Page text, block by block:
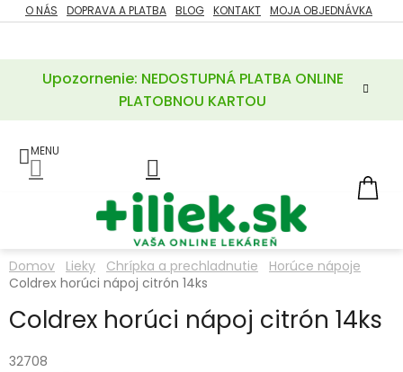
Prejsť
na
Upozornenie: NEDOSTUPNÁ PLATBA ONLINE
PLATOBNOU KARTOU
O NÁS DOPRAVA A PLATBA BLOG KONTAKT MOJA OBJEDNÁVKA
ZĽAVY
POTREBY
A
LIEKY
VITAMÍNY
MINERÁLY
KOZMETIKA
Domov Lieky Chrípka a prechladnutie
Horúce nápoje
Coldrex horúci nápoj citrón 14ks
Coldrex horúci nápoj citrón 14ks
32708